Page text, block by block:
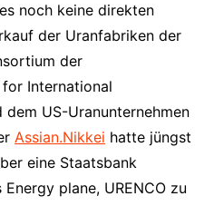
noch keine direkten
der Uranfabriken der
der
International
US-Uranunternehmen
Assian.Nikkei hatte jüngst
eine Staatsbank
plane, URENCO zu